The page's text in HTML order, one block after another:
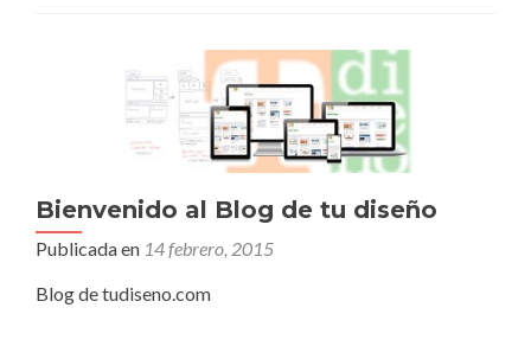
Bienvenido al Blog de tu diseño
Publicada en 14 febrero, 2015
Blog de tudiseno.com